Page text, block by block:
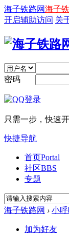
海子铁路网海子
开启辅助访问 关
密码
只需一步，快速
快捷导航
首页Portal
社区BBS
专题
海子铁路网 › 小
加为好友